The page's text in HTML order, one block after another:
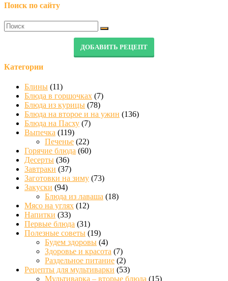
Поиск по сайту
ДОБАВИТЬ РЕЦЕПТ
Категории
Блины (11)
Блюда в горшочках (7)
Блюда из курицы (78)
Блюда на второе и на ужин (136)
Блюда на Пасху (7)
Выпечка (119)
Печенье (22)
Горячие блюда (60)
Десерты (36)
Завтраки (37)
Заготовки на зиму (73)
Закуски (94)
Блюда из лаваша (18)
Мясо на углях (12)
Напитки (33)
Первые блюда (31)
Полезные советы (19)
Будем здоровы (4)
Здоровье и красота (7)
Раздельное питание (2)
Рецепты для мультиварки (53)
Мультиварка – вторые блюда (15)